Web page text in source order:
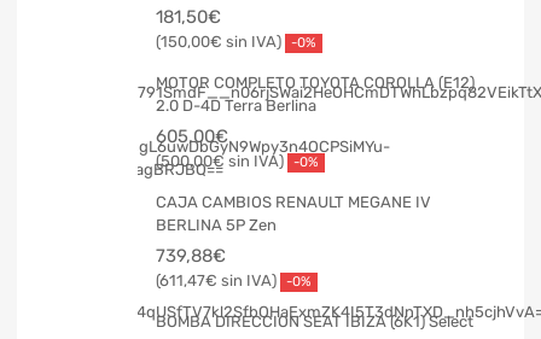
181,50€
150,00€ -0%
MOTOR COMPLETO TOYOTA COROLLA (E12)
2.0 D-4D Terra Berlina
605,00€
500,00€ -0%
CAJA CAMBIOS RENAULT MEGANE IV
BERLINA 5P Zen
739,88€
611,47€ -0%
BOMBA DIRECCION SEAT IBIZA (6K1) Select